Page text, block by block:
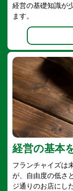
経営の基礎知識が
ます。
経営の基本
フランチャイズは
が、自由度の低さ
ジ通りのお店にし